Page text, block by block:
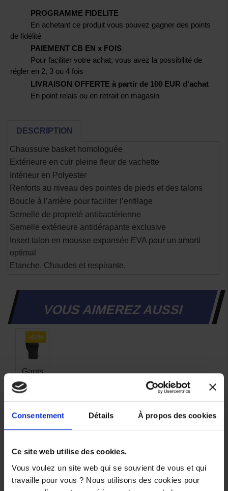
Consentement Détails À propos des cookies
Ce site web utilise des cookies.
Vous voulez un site web qui se souvient de vous et qui
travaille pour vous ? Nous utilisons des cookies pour
PROGRAMME FIDELITE
En achetant ce produit vous pouvez gagner des points
de fidélité
PAIEMENT CB EN x FOIS
Pour faciliter votre achat, vous avez la possibilité de
régler en 2, 3 ou 4 fois
LIVRAISON OFFERTE à partir de 100 EUR d'achat
En point relais ou en retrait en magasin
DESCRIPTION
Chaussure basket homologuée
Extérieure en cuir pleine fleur de vachette
Intérieur en Polyester
Renforts au niveau des pointes de pieds et des talons
Boucle à l’arrière pour faciliter l’enfilage
Semelle de propreté antibactérienne
Semelle extérieure antidérapante exclusive
Insert talon en mousse expansée EVA pour un amorti
optimal
Etanche, Chaudes et respirante.
VOUS AIMEREZ AUSSI
-43%
Gants
Pro
Noir
69,90 €
XS